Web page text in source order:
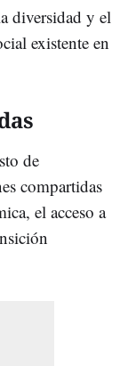
diversidad y el
existente en
de
compartidas
el acceso a